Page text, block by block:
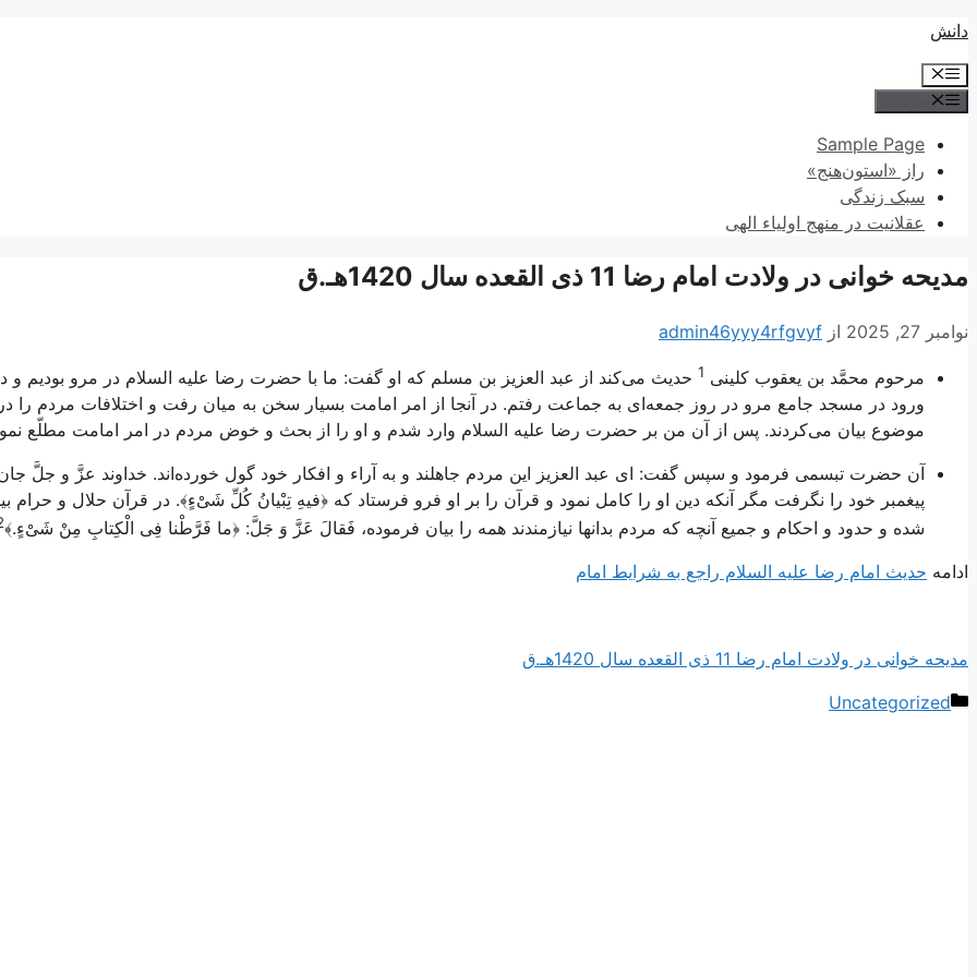
پرش
محتوا
دانش
فهرست
Sample Page
راز «استون‌هنج»
سبک زندگی
عقلانیت در منهج اولیاء الهی
مدیحه خوانی در ولادت امام رضا 11 ذی القعده سال 1420هـ.ق
نوامبر 27, 2025 از admin46yyy4rfgvyf
مرحوم محمَّد بن يعقوب كلينى 1 حديث مى‌كند از عبد العزيز بن مسلم كه او گفت: ما با حضرت رضا علیه السلام در مرو بوديم و
ورود در مسجد جامع مرو در روز جمعه‌اى به جماعت‌ رفتم. در آنجا از امر امامت بسيار سخن به ميان رفت و اختلافات مردم را
موضوع بيان مى‌كردند. پس از آن من بر حضرت رضا عليه السلام وارد شدم و او را از بحث و خوض مردم در امر امامت مطلّع
آن حضرت تبسمى فرمود و سپس گفت: اى عبد العزيز اين مردم جاهلند و به آراء و افكار خود گول خورده‌اند. خداوند عزَّ و جلَّ
پيغمبر خود را نگرفت مگر آنكه دين او را كامل نمود و قرآن را بر او فرو فرستاد كه ﴿فيهِ تِبْيانُ كُلِّ شَىْ‌ءٍ﴾. در قرآن حلال و حرام
شده و حدود و احكام و جميع آنچه كه مردم بدانها نيازمندند همه را بيان فرموده، فَقالَ عَزَّ وَ جَلَّ: ﴿ما فَرَّطْنا فِى الْكِتابِ مِنْ شَىْ‌ءٍ.﴾
ادامه حديث امام رضا علیه السلام راجع به شرايط امام‏
مدیحه خوانی در ولادت امام رضا 11 ذی القعده سال 1420هـ.ق
دسته‌ها
Uncategorized